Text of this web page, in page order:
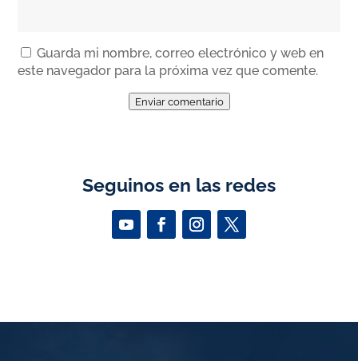
Guarda mi nombre, correo electrónico y web en
este navegador para la próxima vez que comente.
Enviar comentario
Seguinos en las redes